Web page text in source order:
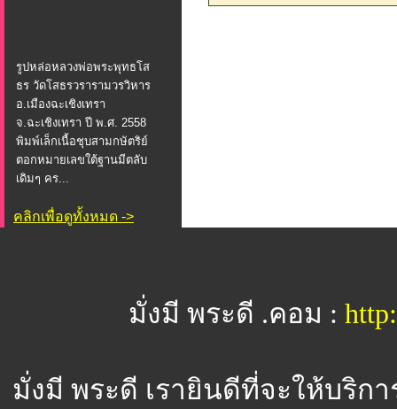
รูปหล่อหลวงพ่อพระพุทธโส
ธร วัดโสธรวรารามวรวิหาร
อ.เมืองฉะเชิงเทรา
จ.ฉะเชิงเทรา ปี พ.ศ. 2558
พิมพ์เล็กเนื้อชุบสามกษัตริย์
ตอกหมายเลขใต้ฐานมีตลับ
เดิมๆ คร...
คลิกเพื่อดูทั้งหมด ->
มั่งมี พระดี .คอม :
มั่งมี พระดี เรายินดีที่จะให้บริก